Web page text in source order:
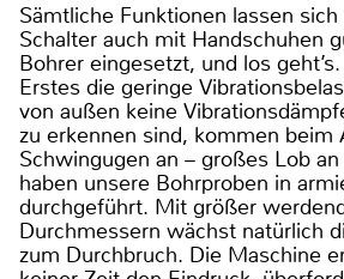
Sämtliche Funktionen lassen
Schalter auch mit Handschuhen
Bohrer eingesetzt, und los
Erstes die geringe
von außen keine
zu erkennen sind, kommen beim
Schwingugen an – großes Lob
haben unsere Bohrproben in
durchgeführt. Mit größer
Durchmessern wächst natürlich
zum Durchbruch. Die Maschine